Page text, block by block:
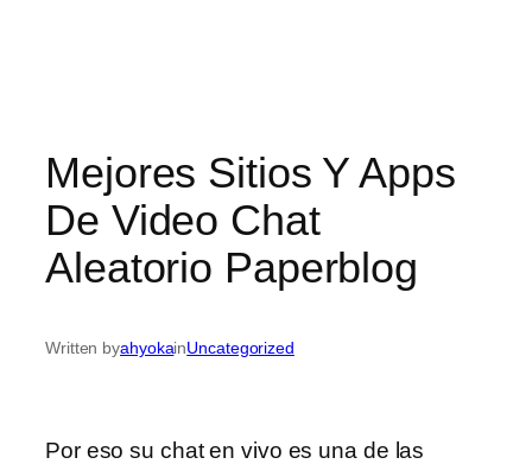
Mejores Sitios Y Apps
De Video Chat
Aleatorio Paperblog
Written byahyokainUncategorized
Por eso su chat en vivo es una de las